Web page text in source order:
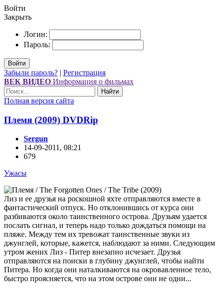
Войти
Закрыть
Логин:
Пароль:
Войти
Забыли пароль? | Регистрация
ВЕК ВИДЕО Информация о фильмах
Найти
Полная версия сайта
Племя (2009) DVDRір
Sergun
14-09-2011, 08:21
679
Ужасы
Лиз и ее друзья на роскошной яхте отправляются вместе в
фантастический отпуск. Но отклонившись от курса они
разбиваются около таинственного острова. Друзьям удается
послать сигнал, и теперь надо только дождаться помощи на
пляже. Между тем их тревожат таинственные звуки из
джунглей, которые, кажется, наблюдают за ними. Следующим
утром жених Лиз - Питер внезапно исчезает. Друзья
отправляются на поиски в глубину джунглей, чтобы найти
Питера. Но когда они наталкиваются на окровавленное тело,
быстро проясняется, что на этом острове они не одни...